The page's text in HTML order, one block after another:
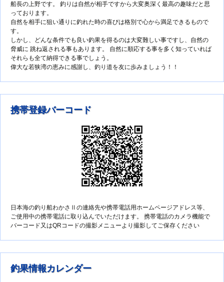
船長の上野です。 釣りは自然が相手ですから大変奥深く最高の趣味だと思
っております。
自然を相手に狙い通りに釣れた時の喜びは格別で心から満足できるもので
す。
しかし、どんな条件でも良い釣果を得るのは大変難しい事ですし、自然の
脅威に 跳ね返される事もあります。 自然に順応する事を多く知っていれば
それらも全て納得できる事でしょう。
偉大な若狭湾の恵みに感謝し、釣り道を友に歩みましょう！！
携帯登録バーコード
日本海の釣り船わかさⅡの連絡先や携帯電話用ホームページアドレス等、
ご使用中の携帯電話に取り込んでいただけます。 携帯電話のカメラ機能で
バーコード又はQRコードの撮影メニューより撮影してご保存ください
釣果情報カレンダー